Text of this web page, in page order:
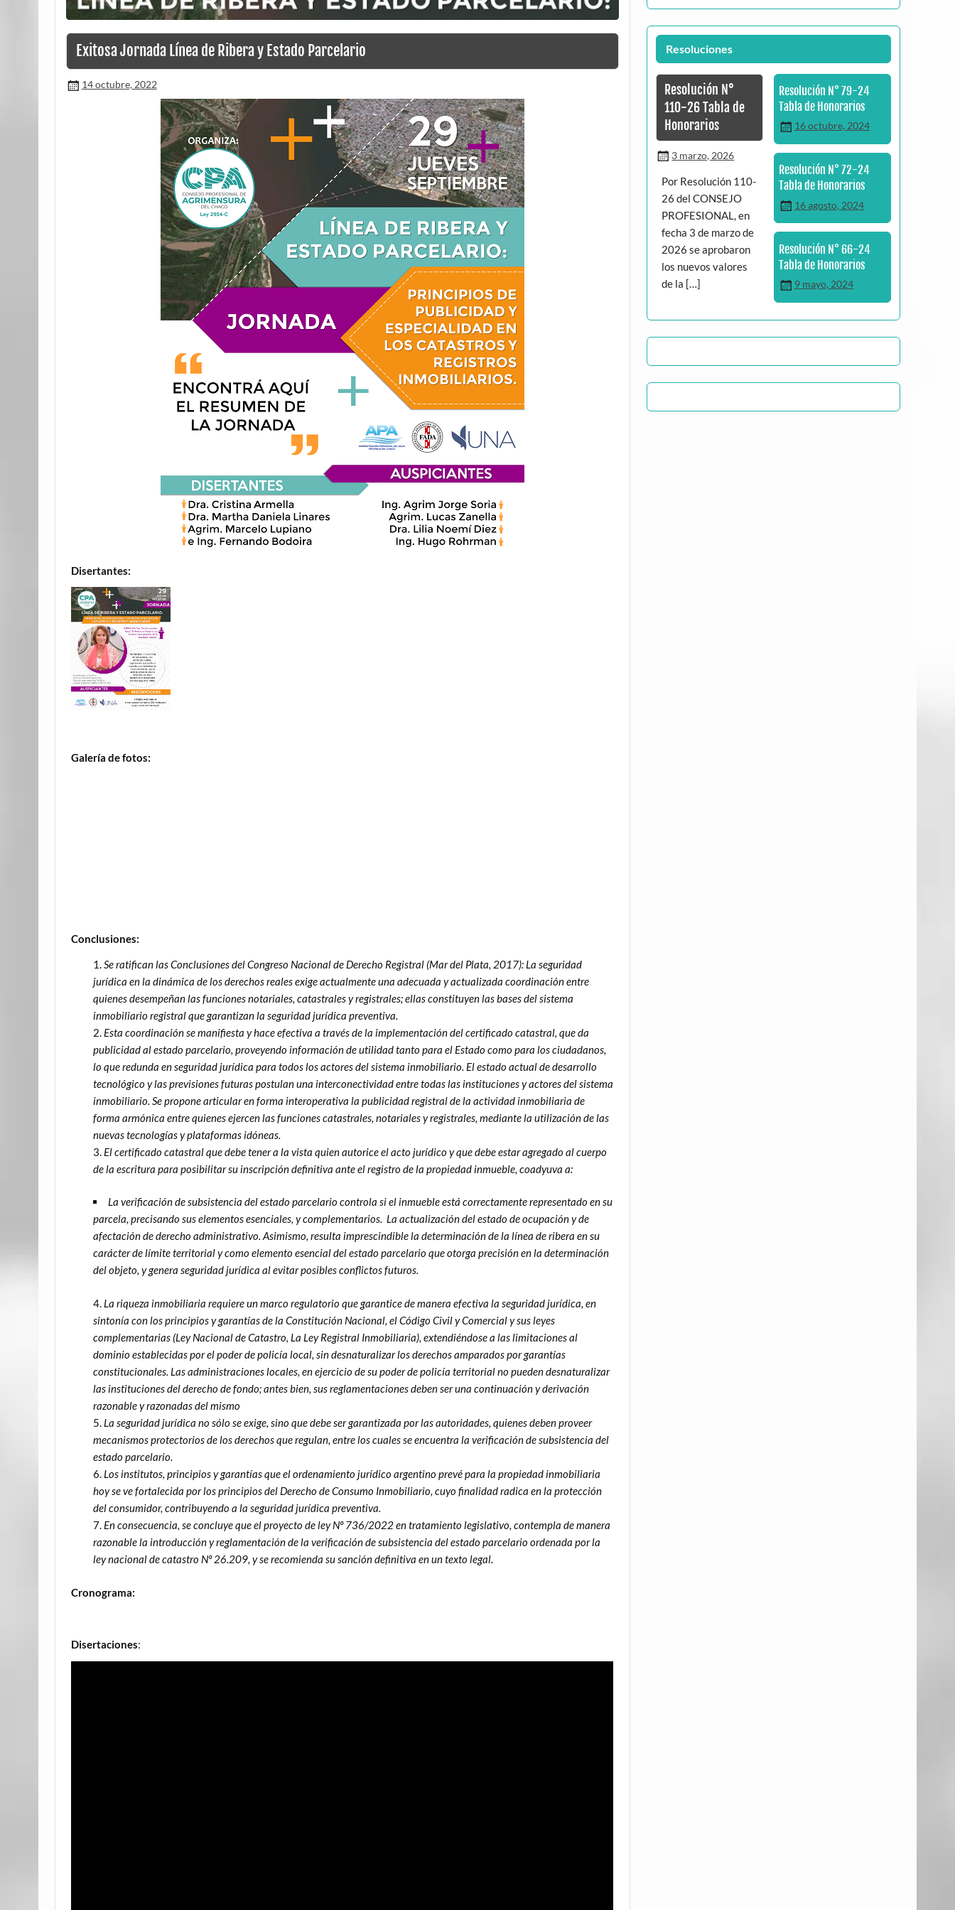
Exitosa Jornada Línea de Ribera y Estado Parcelario
14 octubre, 2022
Disertantes:
Galería de fotos:
Conclusiones:
Se ratifican las Conclusiones del Congreso Nacional de Derecho Registral (Mar del Plata, 2017): La seguridad
jurídica en la dinámica de los derechos reales exige actualmente una adecuada y actualizada coordinación entre
quienes desempeñan las funciones notariales, catastrales y registrales; ellas constituyen las bases del sistema
inmobiliario registral que garantizan la seguridad jurídica preventiva.
Esta coordinación se manifiesta y hace efectiva a través de la implementación del certificado catastral, que da
publicidad al estado parcelario, proveyendo información de utilidad tanto para el Estado como para los ciudadanos,
lo que redunda en seguridad jurídica para todos los actores del sistema inmobiliario. El estado actual de desarrollo
tecnológico y las previsiones futuras postulan una interconectividad entre todas las instituciones y actores del sistema
inmobiliario. Se propone articular en forma interoperativa la publicidad registral de la actividad inmobiliaria de
forma armónica entre quienes ejercen las funciones catastrales, notariales y registrales, mediante la utilización de las
nuevas tecnologías y plataformas idóneas.
El certificado catastral que debe tener a la vista quien autorice el acto jurídico y que debe estar agregado al cuerpo
de la escritura para posibilitar su inscripción definitiva ante el registro de la propiedad inmueble, coadyuva a:
La verificación de subsistencia del estado parcelario controla si el inmueble está correctamente representado en su
parcela, precisando sus elementos esenciales, y complementarios. La actualización del estado de ocupación y de
afectación de derecho administrativo. Asimismo, resulta imprescindible la determinación de la línea de ribera en su
carácter de límite territorial y como elemento esencial del estado parcelario que otorga precisión en la determinación
del objeto, y genera seguridad jurídica al evitar posibles conflictos futuros.
La riqueza inmobiliaria requiere un marco regulatorio que garantice de manera efectiva la seguridad jurídica, en
sintonía con los principios y garantías de la Constitución Nacional, el Código Civil y Comercial y sus leyes
complementarias (Ley Nacional de Catastro, La Ley Registral Inmobiliaria), extendiéndose a las limitaciones al
dominio establecidas por el poder de policía local, sin desnaturalizar los derechos amparados por garantías
constitucionales. Las administraciones locales, en ejercicio de su poder de policía territorial no pueden desnaturalizar
las instituciones del derecho de fondo; antes bien, sus reglamentaciones deben ser una continuación y derivación
razonable y razonadas del mismo
La seguridad jurídica no sólo se exige, sino que debe ser garantizada por las autoridades, quienes deben proveer
mecanismos protectorios de los derechos que regulan, entre los cuales se encuentra la verificación de subsistencia del
estado parcelario.
Los institutos, principios y garantías que el ordenamiento jurídico argentino prevé para la propiedad inmobiliaria
hoy se ve fortalecida por los principios del Derecho de Consumo Inmobiliario, cuyo finalidad radica en la protección
del consumidor, contribuyendo a la seguridad jurídica preventiva.
En consecuencia, se concluye que el proyecto de ley Nº 736/2022 en tratamiento legislativo, contempla de manera
razonable la introducción y reglamentación de la verificación de subsistencia del estado parcelario ordenada por la
ley nacional de catastro Nº 26.209, y se recomienda su sanción definitiva en un texto legal.
Cronograma:
Disertaciones:
Resoluciones
Resolución N°
110-26 Tabla de
Honorarios
3 marzo, 2026
Por Resolución 110-
26 del CONSEJO
PROFESIONAL, en
fecha 3 de marzo de
2026 se aprobaron
los nuevos valores
de la […]
Resolución N° 79-24
Tabla de Honorarios
16 octubre, 2024
Resolución N° 72-24
Tabla de Honorarios
16 agosto, 2024
Resolución N° 66-24
Tabla de Honorarios
9 mayo, 2024